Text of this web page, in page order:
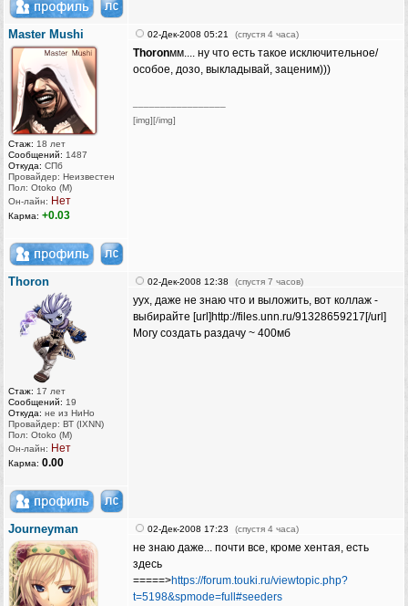
Master Mushi
Стаж: 18 лет
Сообщений: 1487
Откуда: СПб
Провайдер: Неизвестен
Пол: Otoko (M)
Он-лайн: Нет
Карма: +0.03
02-Дек-2008 05:21 (спустя 4 часа)
Thoronмм.... ну что есть такое исключительное/
особое, дозо, выкладывай, заценим)))
[img][/img]
Thoron
Стаж: 17 лет
Сообщений: 19
Откуда: не из НиНо
Провайдер: ВТ (IXNN)
Пол: Otoko (M)
Он-лайн: Нет
Карма: 0.00
02-Дек-2008 12:38 (спустя 7 часов)
уух, даже не знаю что и выложить, вот коллаж -
выбирайте [url]http://files.unn.ru/91328659217[/url]
Могу создать раздачу ~ 400мб
Journeyman 02-Дек-2008 17:23 (спустя 4 часа)
не знаю даже... почти все, кроме хентая, есть
здесь
=====>https://forum.touki.ru/viewtopic.php?
t=5198&spmode=full#seeders